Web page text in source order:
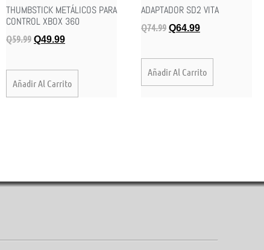
THUMBSTICK METÁLICOS PARA
CONTROL XBOX 360
Q59.99 Q49.99
Añadir Al Carrito
ADAPTADOR SD2 VITA
Q74.99 Q64.99
Añadir Al Carrito